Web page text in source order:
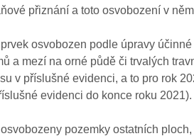
přiznání a toto osvobození v
osvobozen podle úpravy
a mezí na orné půdě či trvalých
v příslušné evidenci, a to pro rok
evidenci do konce roku 2021).
pozemky ostatních